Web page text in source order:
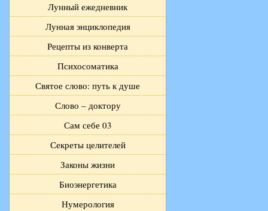
Лунный ежедневник
Лунная энциклопедия
Рецепты из конверта
Психосоматика
Святое слово: путь к душе
Слово – доктору
Сам себе 03
Секреты целителей
Законы жизни
Биоэнергетика
Нумерология